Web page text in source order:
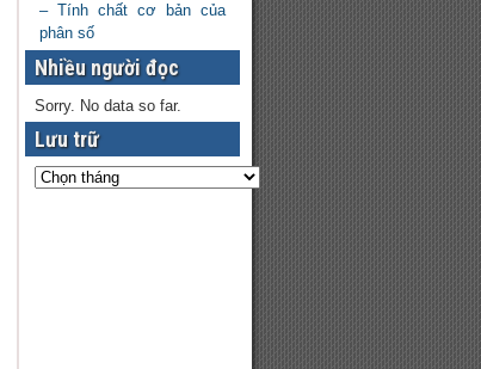
– Tính chất cơ bản của
phân số
Nhiều người đọc
Sorry. No data so far.
Lưu trữ